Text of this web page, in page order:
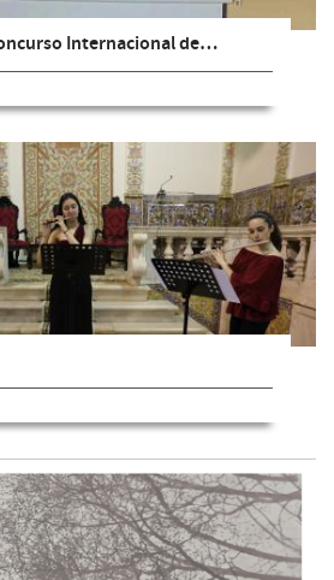
Internacional de…